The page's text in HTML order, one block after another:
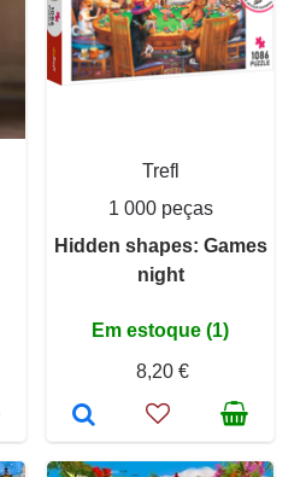
Trefl
1 000 peças
Hidden shapes: Games
night
Em estoque (1)
8,20 €